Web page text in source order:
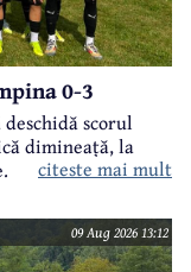
0-3
scorul
dimineață, la
citeste mai mult
09 Aug 2026 13:12